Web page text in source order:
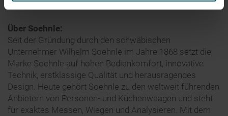
Über Soehnle:
Seit der Gründung durch den schwäbischen
Unternehmer Wilhelm Soehnle im Jahre 1868 setzt die
Marke Soehnle auf hohen Bedienkomfort, innovative
Technik, erstklassige Qualität und herausragendes
Design. Heute gehört Soehnle zu den weltweit führenden
Anbietern von Personen- und Küchenwaagen und steht
für exaktes Messen, Wiegen und Analysieren. Mit dem